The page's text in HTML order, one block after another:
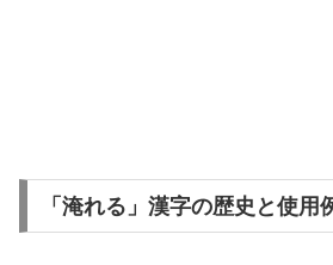
「淹れる」漢字の歴史と使用